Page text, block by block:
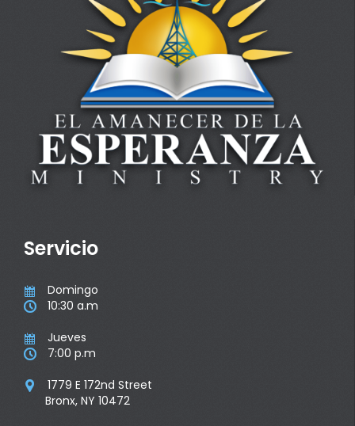
Servicio
 Domingo
 10:30 a.m
 Jueves
 7:00 p.m

1779 E 172nd Street
Bronx, NY 10472